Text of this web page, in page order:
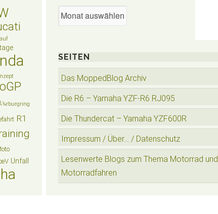
R1
Unfall
Archiv
SEITEN
Das MoppedBlog Archiv
Die R6 – Yamaha YZF-R6 RJ095
Die Thundercat – Yamaha YZF600R
Impressum / Über… / Datenschutz
Lesenwerte Blogs zum Thema Motorrad und
Motorradfahren